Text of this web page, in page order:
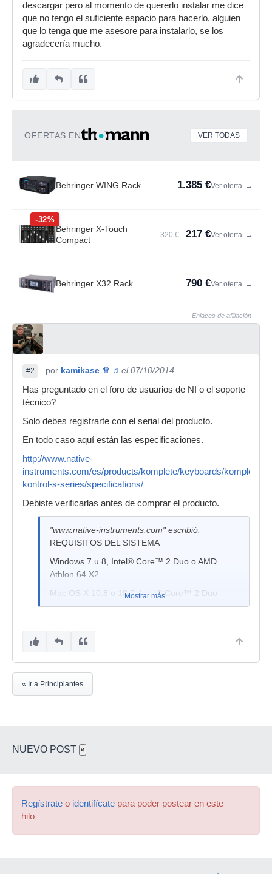
descargar pero al momento de quererlo instalar me dice
que no tengo el suficiente espacio para hacerlo, alguien
que lo tenga que me asesore para instalarlo, se los
agradecería mucho.
OFERTAS EN VER TODAS
Behringer WING Rack 1.385 €Ver oferta →
-32%
Behringer X-Touch
Compact
320 € 217 €Ver oferta →
Behringer X32 Rack 790 €Ver oferta →
Enlaces de afiliación
#2 por kamikase ♕ ♫ el 07/10/2014
Has preguntado en el foro de usuarios de NI o el soporte
técnico?
Solo debes registrarte con el serial del producto.
En todo caso aquí están las especificaciones.
http://www.native-
instruments.com/es/products/komplete/keyboards/komplete-
kontrol-s-series/specifications/
Debiste verificarlas antes de comprar el producto.
"www.native-instruments.com" escribió:
REQUISITOS DEL SISTEMA
Windows 7 u 8, Intel® Core™ 2 Duo o AMD
Athlon 64 X2
Mac OS X 10.8 o 10.9, Intel® Core™ 2 Duo
Necesita 12 GB de espacio libre en disco / 320
se requiere Internet de alta velocidad.
Los requisitos específicos varían según el
Requiere conexión a una fuente de alimentación
(adaptador incluido).
Mostrar más
« Ir a Principiantes
NUEVO POST ×
Regístrate o identifícate para poder postear en este
hilo